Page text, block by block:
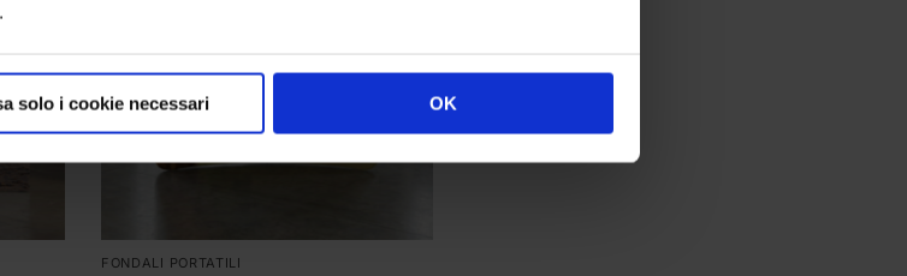
solo i cookie necessari OK
FONDALI PORTATILI